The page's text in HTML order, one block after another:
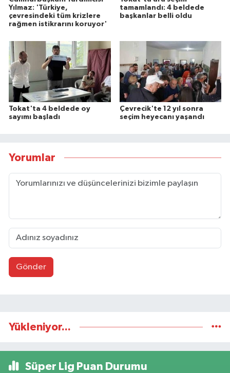
Yılmaz: 'Türkiye,
çevresindeki tüm krizlere
rağmen istikrarını koruyor'
tamamlandı: 4 beldede
başkanlar belli oldu
Tokat'ta 4 beldede oy
sayımı başladı
Çevrecik'te 12 yıl sonra
seçim heyecanı yaşandı
Yorumlar
Gönder
Yükleniyor...
Süper Lig Puan Durumu